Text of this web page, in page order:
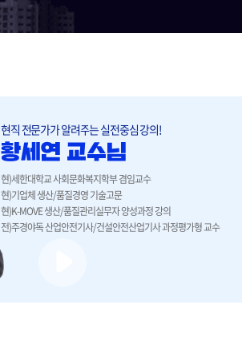
현직 전문가가 알려주는 실전중심 강의!
현)세한대학교 사회문화복지학부 겸임교수
현)기업체 생산/품질경영 기술고문
현)K-MOVE 생산/품질관리실무자 양성과정 강의
전)주경야독 산업안전기사/건설안전산업기사 과정평가형 교수